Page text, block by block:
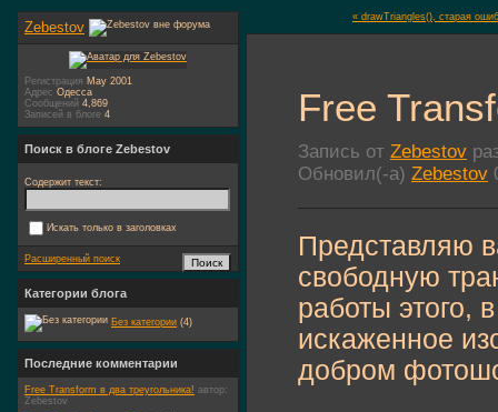
« drawTriangles(), старая
Free
Запись от Zebestov
Обновил(-а) Zebestov
Представляю
свободную
работы этого,
искаженное
добром
Zebestov
Регистрация May 2001
Адрес Одесса
Сообщений 4,869
Записей в блоге 4
Поиск в блоге Zebestov
Содержит текст:
Искать только в заголовках
Расширенный поиск
Категории блога
Без категории (4)
Последние комментарии
Free Transform в два треугольника! автор:
Zebestov